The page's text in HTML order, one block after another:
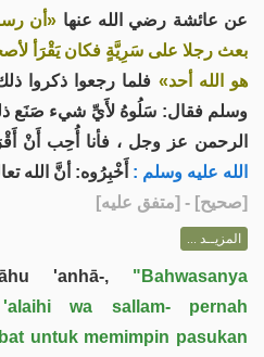
عن عائشة رضي الله عنها «أن
بعث رجلا على سَرِيَّةٍ فكان يَقْرَأ
هو الله أحد» فلما رجعوا ذكروا
وسلم فقال: سَلُوهُ لأَيِّ شيء صَنَع
الرحمن عز وجل ، فأنا أُحِب أَنْ
الله عليه وسلم : أَخْبِرُوه: أنَّ الله
[صحيح] - [متفق عليه]
المزيــد ...
'anhā-, "Bahwasanya
'alaihi wa sallam- pernah
untuk memimpin pasukan